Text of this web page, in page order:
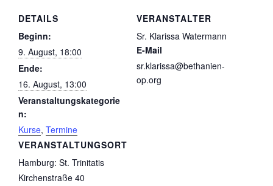
DETAILS
Beginn:
9. August, 18:00
Ende:
16. August, 13:00
Veranstaltungskategorie
n:
Kurse, Termine
VERANSTALTUNGSORT
Hamburg: St. Trinitatis
Kirchenstraße 40
VERANSTALTER
Sr. Klarissa Watermann
E-Mail
sr.klarissa@bethanien-
op.org